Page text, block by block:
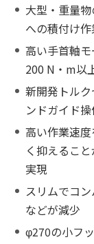
大型・重量
への積付け
高い手首軸
200 N・m以
新開発トル
ンドガイド
高い作業速
く抑えるこ
実現
スリムでコ
などが減少
φ270の小フ